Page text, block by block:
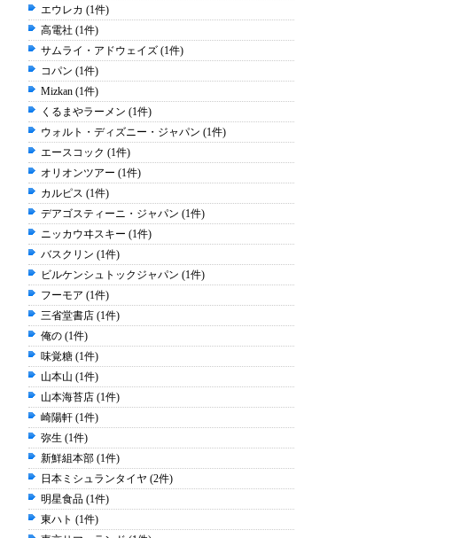
エウレカ (1件)
高電社 (1件)
サムライ・アドウェイズ (1件)
コパン (1件)
Mizkan (1件)
くるまやラーメン (1件)
ウォルト・ディズニー・ジャパン (1件)
エースコック (1件)
オリオンツアー (1件)
カルピス (1件)
デアゴスティーニ・ジャパン (1件)
ニッカウヰスキー (1件)
バスクリン (1件)
ビルケンシュトックジャパン (1件)
フーモア (1件)
三省堂書店 (1件)
俺の (1件)
味覚糖 (1件)
山本山 (1件)
山本海苔店 (1件)
崎陽軒 (1件)
弥生 (1件)
新鮮組本部 (1件)
日本ミシュランタイヤ (2件)
明星食品 (1件)
東ハト (1件)